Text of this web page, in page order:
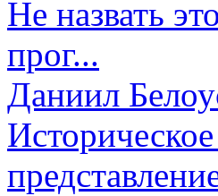
Не назвать
прог...
Даниил